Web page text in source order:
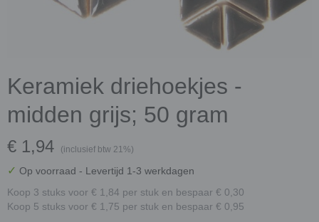
Keramiek driehoekjes -
midden grijs; 50 gram
€ 1,94 (inclusief btw 21%)
✓ Op voorraad - Levertijd 1-3 werkdagen
Koop 3 stuks voor € 1,84 per stuk en bespaar € 0,30
Koop 5 stuks voor € 1,75 per stuk en bespaar € 0,95